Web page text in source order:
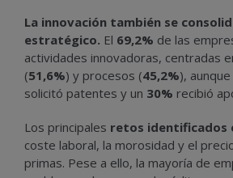
La innovación también se
estratégico. El 69,2% de las
actividades innovadoras, centradas
(51,6%) y procesos (45,2%),
solicitó patentes y un 30% recibió
Los principales retos identificados
coste laboral, la morosidad y el
primas. Pese a ello, la mayoría de